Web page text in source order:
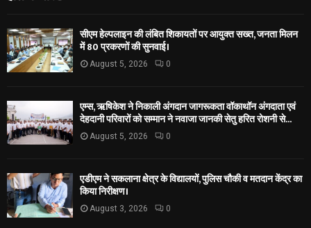
सीएम हेल्पलाइन की लंबित शिकायतों पर आयुक्त सख्त, जनता मिलन
में 80 प्रकरणों की सुनवाई।
August 5, 2026 0
एम्स, ऋषिकेश ने निकाली अंगदान जागरूकता वॉकाथॉन अंगदाता एवं
देहदानी परिवारों को सम्मान ने नवाजा जानकी सेतु हरित रोशनी से...
August 5, 2026 0
एडीएम ने सकलाना क्षेत्र के विद्यालयों, पुलिस चौकी व मतदान केंद्र का
किया निरीक्षण।
August 3, 2026 0